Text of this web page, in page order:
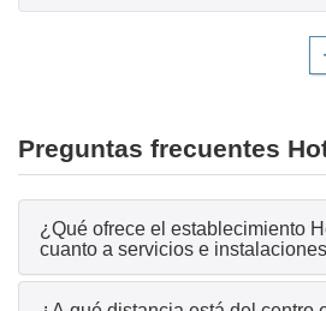
Preguntas frecuentes
¿Qué ofrece el establecimiento
cuanto a servicios e